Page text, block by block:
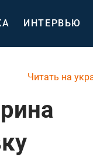
ИНТЕРВЬЮ
Читать на